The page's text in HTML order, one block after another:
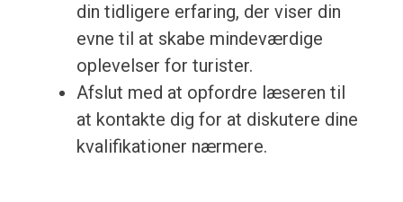
din tidligere erfaring, der viser din
evne til at skabe mindeværdige
oplevelser for turister.
Afslut med at opfordre læseren til
at kontakte dig for at diskutere dine
kvalifikationer nærmere.